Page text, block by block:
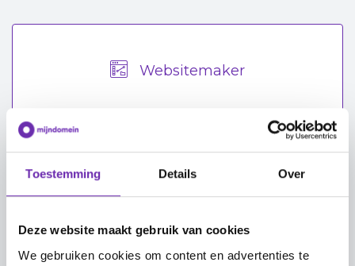
Toestemming Details Over
Deze website maakt gebruik van cookies
We gebruiken cookies om content en advertenties te
Websitemaker